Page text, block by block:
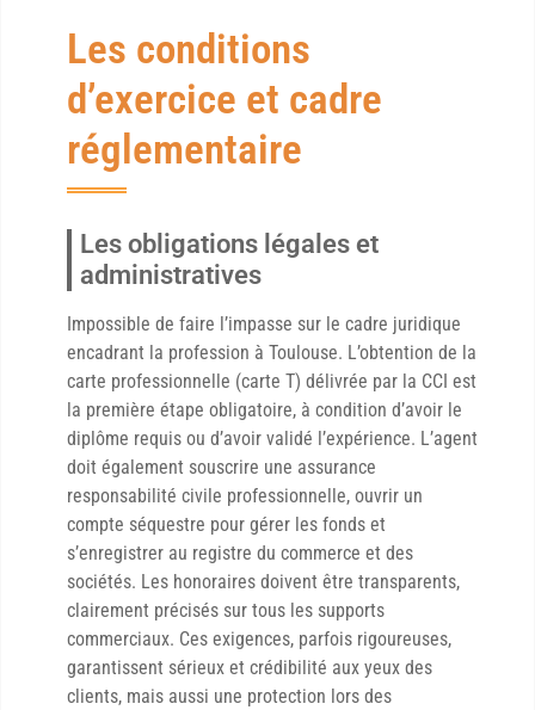
Les conditions
d’exercice et cadre
réglementaire
Les obligations légales et
administratives
Impossible de faire l’impasse sur le cadre juridique
encadrant la profession à Toulouse. L’obtention de la
carte professionnelle (carte T) délivrée par la CCI est
la première étape obligatoire, à condition d’avoir le
diplôme requis ou d’avoir validé l’expérience. L’agent
doit également souscrire une assurance
responsabilité civile professionnelle, ouvrir un
compte séquestre pour gérer les fonds et
s’enregistrer au registre du commerce et des
sociétés. Les honoraires doivent être transparents,
clairement précisés sur tous les supports
commerciaux. Ces exigences, parfois rigoureuses,
garantissent sérieux et crédibilité aux yeux des
clients, mais aussi une protection lors des